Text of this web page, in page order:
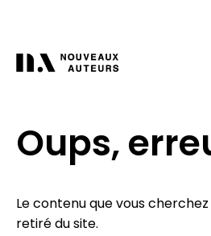
Oups,
Le contenu que vous
retiré du site.